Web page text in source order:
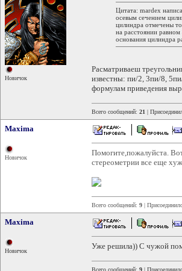
Новичок
Цитата: mardex
осевым сечением
цилиндра отмечены
на расстоянии
основания цилиндра
Расматриваеш
известны: пи/2, 3пи/8,
формулам приведения
Всего сообщений: 21 |
Maxima
Новичок
Помогите,пожалуйста.
стереометрии все еще
Всего сообщений: 9 |
Maxima
Новичок
Уже решила)) С чужой
Всего сообщений: 9 |